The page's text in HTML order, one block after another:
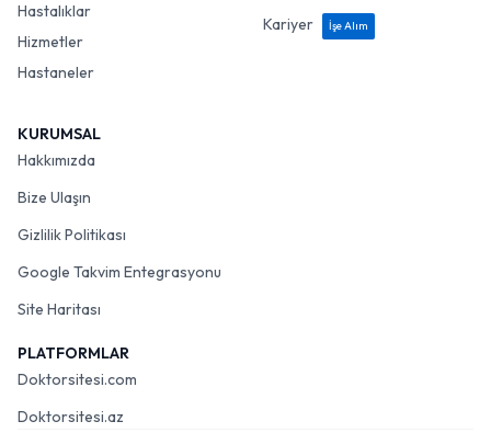
Hastalıklar
Hizmetler
Hastaneler
Kariyer
İşe Alım
KURUMSAL
Hakkımızda
Bize Ulaşın
Gizlilik Politikası
Google Takvim Entegrasyonu
Site Haritası
PLATFORMLAR
Doktorsitesi.com
Doktorsitesi.az